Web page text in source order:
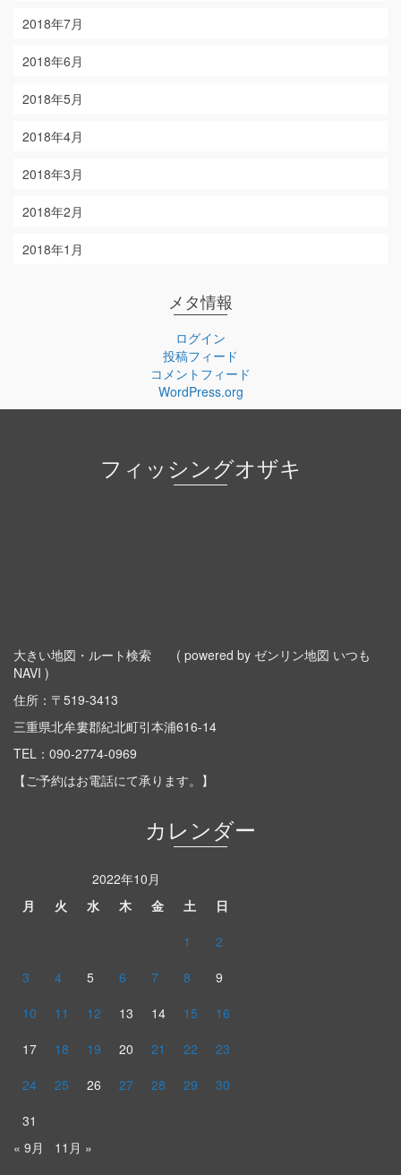
2018年7月
2018年6月
2018年5月
2018年4月
2018年3月
2018年2月
2018年1月
メタ情報
ログイン
投稿フィード
コメントフィード
WordPress.org
フィッシングオザキ
大きい地図・ルート検索
( powered by ゼンリン地図 いつも
NAVI )
住所：〒519-3413
三重県北牟婁郡紀北町引本浦616-14
TEL： 090-2774-0969
【ご予約はお電話にて承ります。】
カレンダー
2022年10月
月
火 水 木 金 土
日
1
2
3
4 5 6 7 8
9
10
11 12 13 14 15
16
17
18 19 20 21 22
23
24
25 26 27 28 29
30
31
« 9月
11月 »